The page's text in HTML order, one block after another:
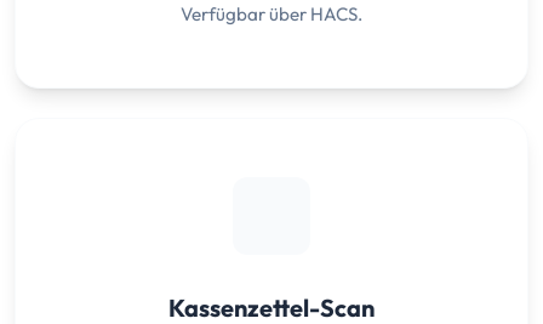
Verfügbar über HACS.
Kassenzettel-Scan